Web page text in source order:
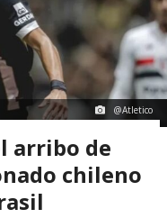
@Atletico
arribo de
chileno